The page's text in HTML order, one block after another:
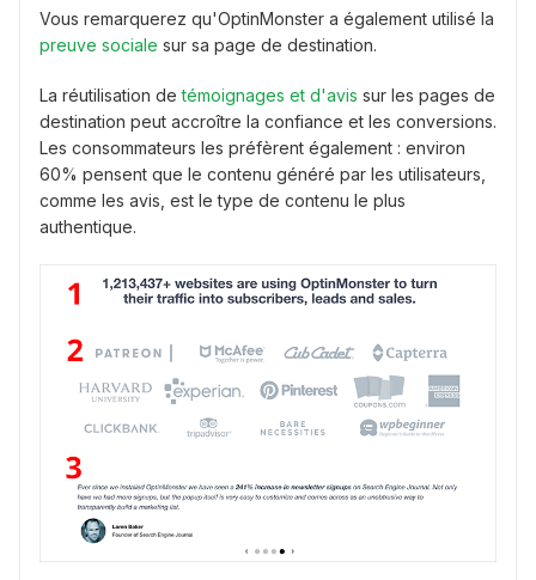
Vous remarquerez qu'OptinMonster a également utilisé la
preuve sociale sur sa page de destination.
La réutilisation detémoignages et d'avis sur les pages de
destination peut accroître la confiance et les conversions.
Les consommateurs les préfèrent également : environ
60% pensent que le contenu généré par les utilisateurs,
comme les avis, est le type de contenu le plus
authentique.